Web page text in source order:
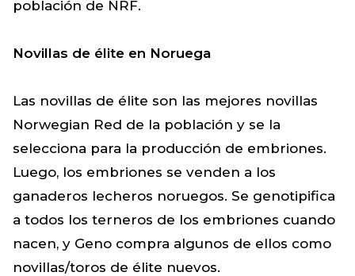
población de NRF.
Novillas de élite en Noruega
Las novillas de élite son las mejores novillas
Norwegian Red de la población y se la
selecciona para la producción de embriones.
Luego, los embriones se venden a los
ganaderos lecheros noruegos. Se genotipifica
a todos los terneros de los embriones cuando
nacen, y Geno compra algunos de ellos como
novillas/toros de élite nuevos.